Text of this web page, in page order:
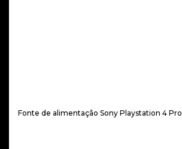
Fonte de alimentação Sony Playstation 4 Pro